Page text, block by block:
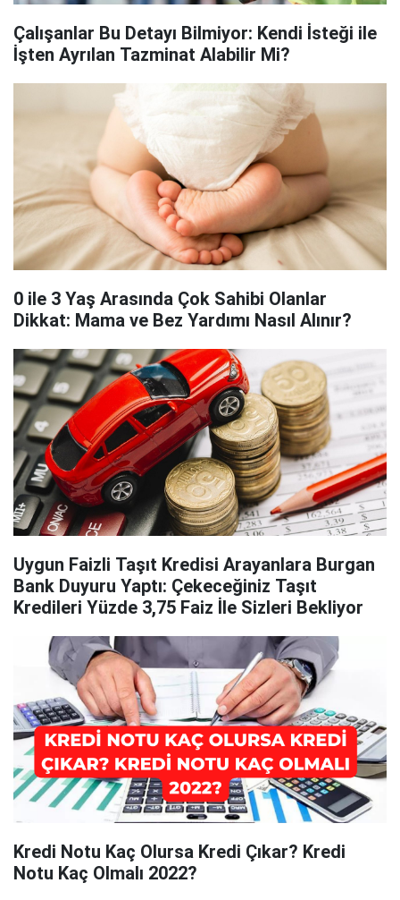
Çalışanlar Bu Detayı Bilmiyor: Kendi İsteği ile
İşten Ayrılan Tazminat Alabilir Mi?
0 ile 3 Yaş Arasında Çok Sahibi Olanlar
Dikkat: Mama ve Bez Yardımı Nasıl Alınır?
Uygun Faizli Taşıt Kredisi Arayanlara Burgan
Bank Duyuru Yaptı: Çekeceğiniz Taşıt
Kredileri Yüzde 3,75 Faiz İle Sizleri Bekliyor
Kredi Notu Kaç Olursa Kredi Çıkar? Kredi
Notu Kaç Olmalı 2022?